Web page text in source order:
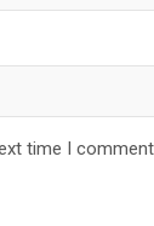
time I